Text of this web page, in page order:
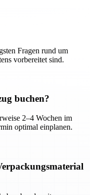
Fragen rund um
vorbereitet sind.
buchen?
2–4 Wochen im
optimal einplanen.